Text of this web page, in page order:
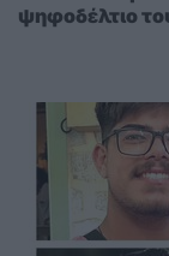
ψηφοδέλτιο